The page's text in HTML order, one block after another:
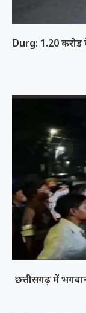
Durg: 1.20 करोड़
छत्तीसगढ़ में